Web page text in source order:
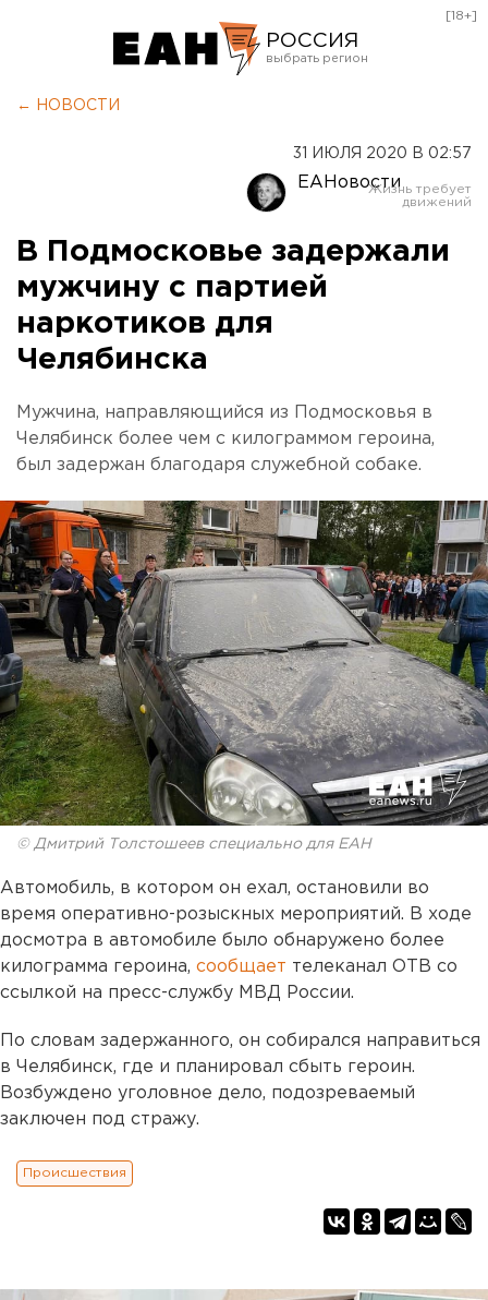
РОССИЯ
Оренбург
[18+]
← НОВОСТИ
31 ИЮЛЯ 2020 В 02:57
ЕАНовости
В Подмосковье задержали
мужчину с партией
наркотиков для
Челябинска
Мужчина, направляющийся из Подмосковья в
Челябинск более чем с килограммом героина,
был задержан благодаря служебной собаке.
© Дмитрий Толстошеев специально для ЕАН
Автомобиль, в котором он ехал, остановили во
время оперативно-розыскных мероприятий. В ходе
досмотра в автомобиле было обнаружено более
килограмма героина, сообщает телеканал ОТВ со
ссылкой на пресс-службу МВД России.
По словам задержанного, он собирался направиться
в Челябинск, где и планировал сбыть героин.
Возбуждено уголовное дело, подозреваемый
заключен под стражу.
Происшествия